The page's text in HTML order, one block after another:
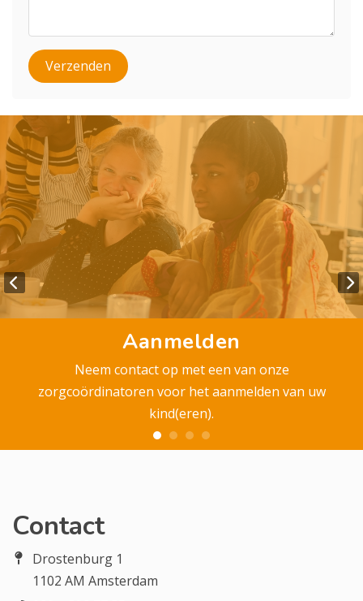
Verzenden
Aanmelden
Neem contact op met een van onze
zorgcoördinatoren voor het aanmelden van uw
kind(eren).
Contact
Drostenburg 1
1102 AM Amsterdam